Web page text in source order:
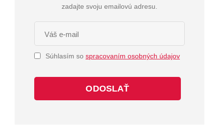
Súhlasím so spracovaním osobných údajov
ODOSLAŤ